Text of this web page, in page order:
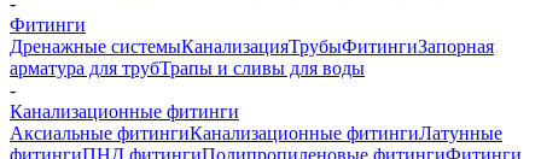
Фитинги
Дренажные системыКанализацияТрубыФитингиЗапорная
арматура для трубТрапы и сливы для воды
-
Канализационные фитинги
Аксиальные фитингиКанализационные фитингиЛатунные
фитингиПНД фитингиПолипропиленовые фитингиФитинги